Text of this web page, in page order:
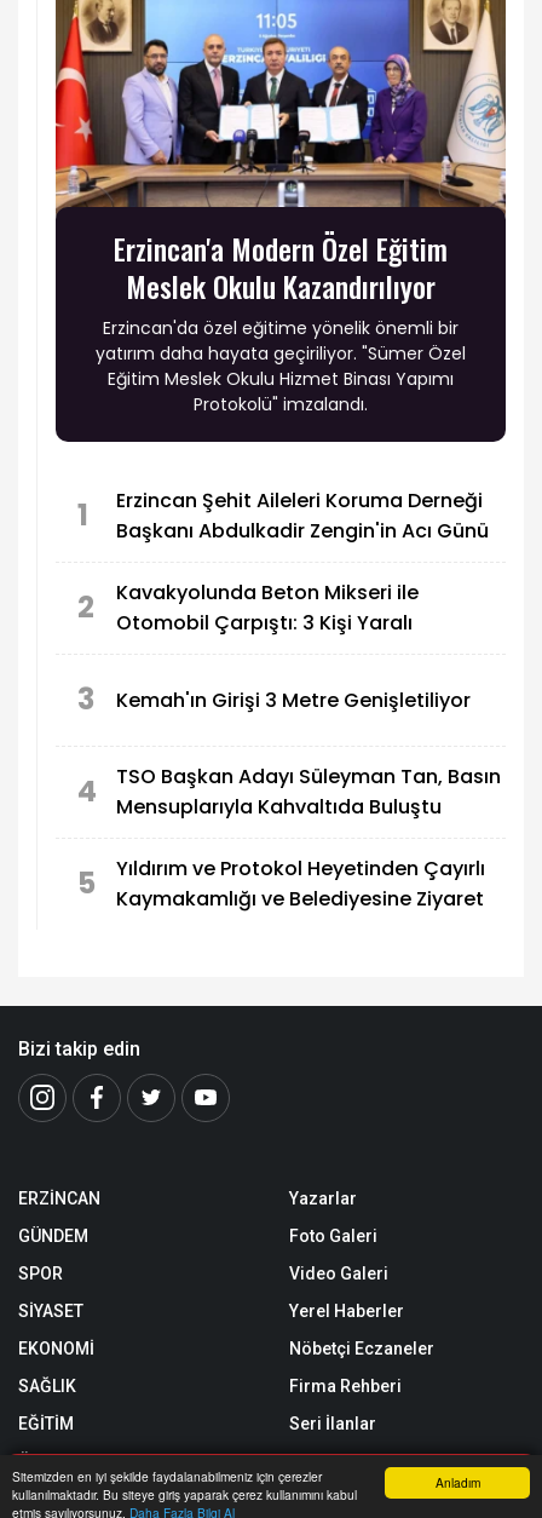
Anladım
Sitemizden en iyi şekilde faydalanabilmeniz için çerezler
kullanılmaktadır. Bu siteye giriş yaparak çerez kullanımını kabul
etmiş sayılıyorsunuz. Daha Fazla Bilgi Al
Erzincan'a Modern Özel Eğitim
Meslek Okulu Kazandırılıyor
Erzincan'da özel eğitime yönelik önemli bir
yatırım daha hayata geçiriliyor. "Sümer Özel
Eğitim Meslek Okulu Hizmet Binası Yapımı
Protokolü" imzalandı.
1
Erzincan Şehit Aileleri Koruma Derneği
Başkanı Abdulkadir Zengin'in Acı Günü
2
Kavakyolunda Beton Mikseri ile
Otomobil Çarpıştı: 3 Kişi Yaralı
3 Kemah'ın Girişi 3 Metre Genişletiliyor
4
TSO Başkan Adayı Süleyman Tan, Basın
Mensuplarıyla Kahvaltıda Buluştu
5
Yıldırım ve Protokol Heyetinden Çayırlı
Kaymakamlığı ve Belediyesine Ziyaret
Bizi takip edin
ERZİNCAN
GÜNDEM
SPOR
SİYASET
EKONOMİ
SAĞLIK
EĞİTİM
ÖZEL HABER
SİZİNLE BAŞBAŞA
Yazarlar
Foto Galeri
Video Galeri
Yerel Haberler
Nöbetçi Eczaneler
Firma Rehberi
Seri İlanlar
Anasayfa Yazarlar Haber Ara İhbar Hattı Menu